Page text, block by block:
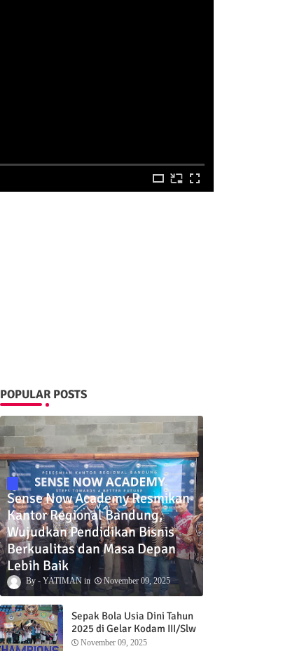
POPULAR POSTS
Sense Now Academy Resmikan
Kantor Regional Bandung,
Wujudkan Pendidikan Bisnis
Berkualitas dan Masa Depan
Lebih Baik
YATIMAN November 09, 2025
Sepak Bola Usia Dini Tahun
2025 di Gelar Kodam III/Slw
November 09, 2025